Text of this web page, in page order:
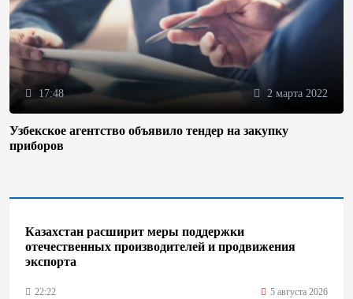
17:48 2 марта 2022
Узбекское агентство объявило тендер на закупку
приборов
Казахстан расширит меры поддержки
отечественных производителей и продвижения
экспорта
22:22 5 августа 2026